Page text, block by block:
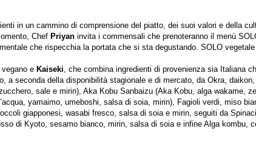
in un cammino di comprensione del piatto, dei suoi valori e della
Chef Priyan invita i commensali che prenoteranno il menù
che rispecchia la portata che si sta degustando. SOLO vegetale
e Kaiseki , che combina ingredienti di provenienza sia Italiana
a seconda della disponibilità stagionale e di mercato, da Okra,
sale e mirin), Aka Kobu Sanbaizu (Aka Kobu, alga wakame,
yamaimo, umeboshi, salsa di soia, mirin), Fagioli verdi, miso
giapponesi, wasabi fresco, salsa di soia e mirin, seguiti da
di Kyoto, sesamo bianco, mirin, salsa di soia e infine Alga kombu,